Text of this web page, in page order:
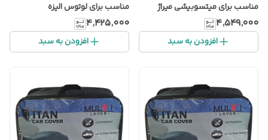
مناسب برای میتسوبیشی میراژ
۴٬۵۴۹٬۰۰۰
افزودن به سبد
مناسب برای لوتوس الیزه
۴٬۴۲۵٬۰۰۰
افزودن به سبد